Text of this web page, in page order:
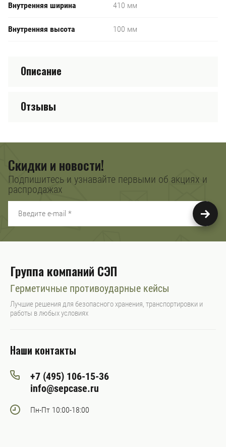
Внутренняя ширина 410 мм
Внутренняя высота 100 мм
Описание
Отзывы
Скидки и новости!
Подпишитесь и узнавайте первыми об акциях и
распродажах
Группа компаний СЭП
Герметичные противоударные кейсы
Лучшие решения для безопасного хранения, транспортировки и
работы в любых условиях
Наши контакты
+7 (495) 106-15-36
info@sepcase.ru
Пн-Пт 10:00-18:00